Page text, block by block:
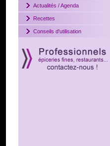
Actualités / Agenda
Recettes
Conseils d'utilisation